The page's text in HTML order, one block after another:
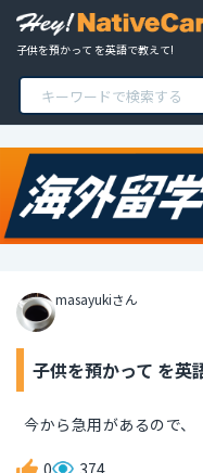
子供を預かって を英語で教えて!
masayukiさん
子供を預かって を英
今から急用があるので、